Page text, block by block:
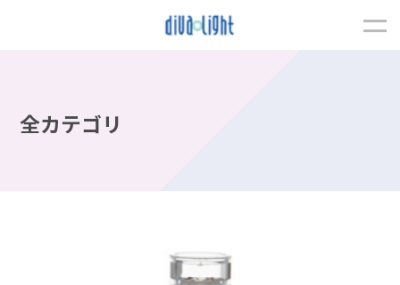
全カテゴリ